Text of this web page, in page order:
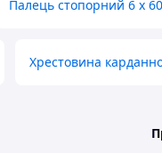
Палець стопорний 6 х 60
Хрестовина